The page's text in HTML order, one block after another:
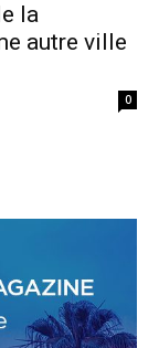
la
autre ville
0